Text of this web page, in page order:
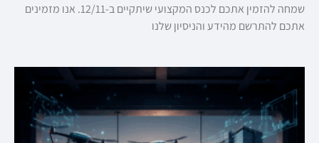
שמחה להזמין אתכם לכנס המקצועי שיתקיים ב-12/11. אנו מזמינים
אתכם להתרשם מהידע והניסיון שלנו